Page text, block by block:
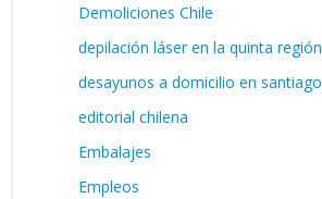
Demoliciones Chile
depilación láser en la quinta región
desayunos a domicilio en santiago
editorial chilena
Embalajes
Empleos